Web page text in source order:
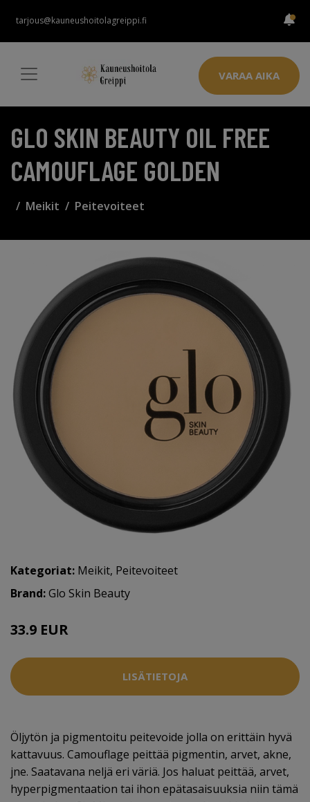
tarjous@kauneushoitolagreippi.fi
VARAA AIKA
GLO SKIN BEAUTY OIL FREE
CAMOUFLAGE GOLDEN
Meikit Peitevoiteet
Kategoriat: Meikit, Peitevoiteet
Brand:Glo Skin Beauty
33.9 EUR
LISÄTIETOJA
Öljytön ja pigmentoitu peitevoide jolla on erittäin hyvä
kattavuus. Camouflage peittää pigmentin, arvet, akne,
jne. Saatavana neljä eri väriä. Jos haluat peittää, arvet,
hyperpigmentaation tai ihon epätasaisuuksia niin tämä